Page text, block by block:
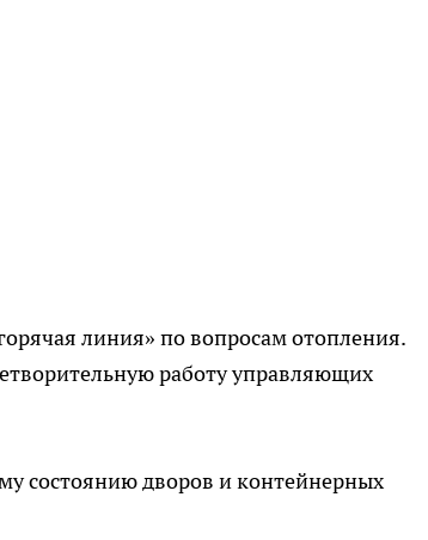
линия» по вопросам отопления.
работу управляющих
состоянию дворов и контейнерных